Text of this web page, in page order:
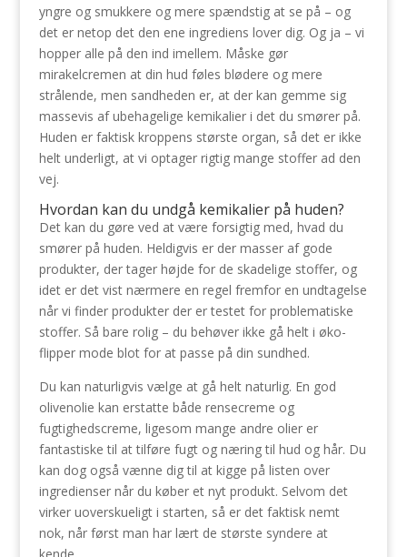
yngre og smukkere og mere spændstig at se på – og
det er netop det den ene ingrediens lover dig. Og ja – vi
hopper alle på den ind imellem. Måske gør
mirakelcremen at din hud føles blødere og mere
strålende, men sandheden er, at der kan gemme sig
massevis af ubehagelige kemikalier i det du smører på.
Huden er faktisk kroppens største organ, så det er ikke
helt underligt, at vi optager rigtig mange stoffer ad den
vej.
Hvordan kan du undgå kemikalier på huden?
Det kan du gøre ved at være forsigtig med, hvad du
smører på huden. Heldigvis er der masser af gode
produkter, der tager højde for de skadelige stoffer, og
idet er det vist nærmere en regel fremfor en undtagelse
når vi finder produkter der er testet for problematiske
stoffer. Så bare rolig – du behøver ikke gå helt i øko-
flipper mode blot for at passe på din sundhed.
Du kan naturligvis vælge at gå helt naturlig. En god
olivenolie kan erstatte både rensecreme og
fugtighedscreme, ligesom mange andre olier er
fantastiske til at tilføre fugt og næring til hud og hår. Du
kan dog også vænne dig til at kigge på listen over
ingredienser når du køber et nyt produkt. Selvom det
virker uoverskueligt i starten, så er det faktisk nemt
nok, når først man har lært de største syndere at